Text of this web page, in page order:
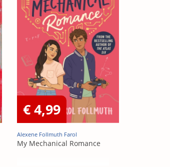
€ 4,99
Alexene Follmuth Farol
My Mechanical Romance